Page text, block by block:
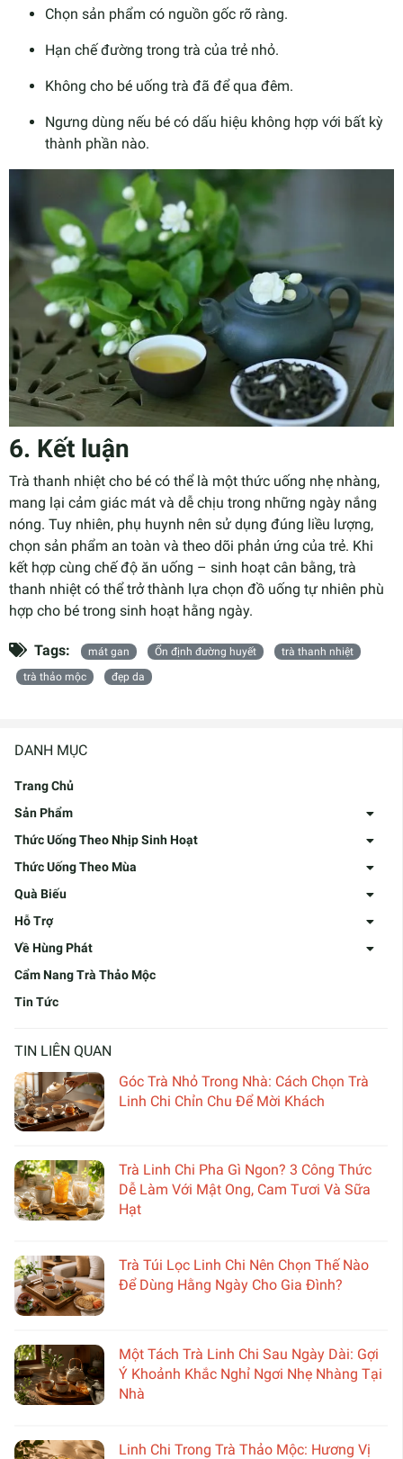
DANH MỤC
Trang Chủ
Sản Phẩm
Thức Uống Theo Nhịp Sinh Hoạt
Thức Uống Theo Mùa
Quà Biếu
Hỗ Trợ
Về Hùng Phát
Cẩm Nang Trà Thảo Mộc
Tin Tức
TIN LIÊN QUAN
Góc Trà Nhỏ Trong Nhà: Cách Chọn Trà
Linh Chi Chỉn Chu Để Mời Khách
Trà Linh Chi Pha Gì Ngon? 3 Công Thức
Dễ Làm Với Mật Ong, Cam Tươi Và Sữa
Hạt
Trà Túi Lọc Linh Chi Nên Chọn Thế Nào
Để Dùng Hằng Ngày Cho Gia Đình?
Một Tách Trà Linh Chi Sau Ngày Dài: Gợi
Ý Khoảnh Khắc Nghỉ Ngơi Nhẹ Nhàng Tại
Nhà
Linh Chi Trong Trà Thảo Mộc: Hương Vị
Chọn sản phẩm có nguồn gốc rõ ràng.
Hạn chế đường trong trà của trẻ nhỏ.
Không cho bé uống trà đã để qua đêm.
Ngưng dùng nếu bé có dấu hiệu không hợp với bất kỳ
thành phần nào.
6. Kết luận
Trà thanh nhiệt cho bé có thể là một thức uống nhẹ nhàng,
mang lại cảm giác mát và dễ chịu trong những ngày nắng
nóng. Tuy nhiên, phụ huynh nên sử dụng đúng liều lượng,
chọn sản phẩm an toàn và theo dõi phản ứng của trẻ. Khi
kết hợp cùng chế độ ăn uống – sinh hoạt cân bằng, trà
thanh nhiệt có thể trở thành lựa chọn đồ uống tự nhiên phù
hợp cho bé trong sinh hoạt hằng ngày.
Tags: mát gan Ổn định đường huyết
trà thanh nhiệt
trà thảo mộc
đẹp da